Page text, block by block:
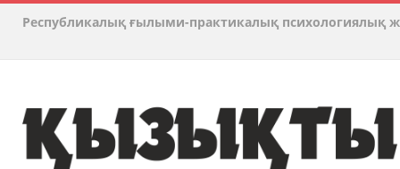
Республикалық ғылыми-практикалық психологиялық